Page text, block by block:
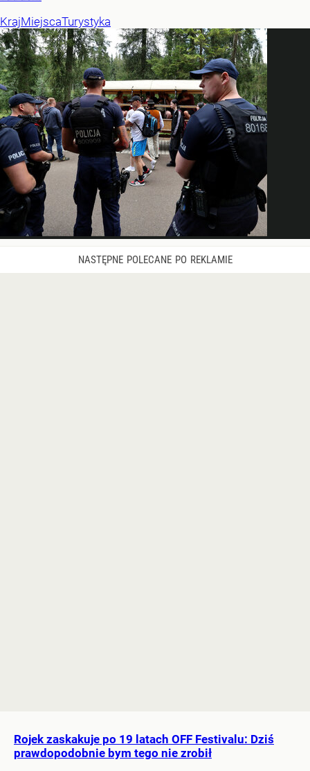
KrajMiejscaTurystyka
Rojek zaskakuje po 19 latach OFF Festivalu: Dziś
prawdopodobnie bym tego nie zrobił